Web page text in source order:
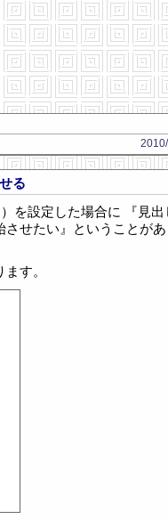
る
を設定した場合に 『見出
せたい』ということが
す。